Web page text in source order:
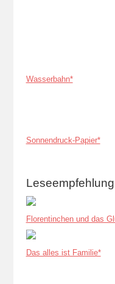
Wasserbahn*
Sonnendruck-Papier*
Leseempfehlung
Florentinchen und das
Das alles ist Familie*